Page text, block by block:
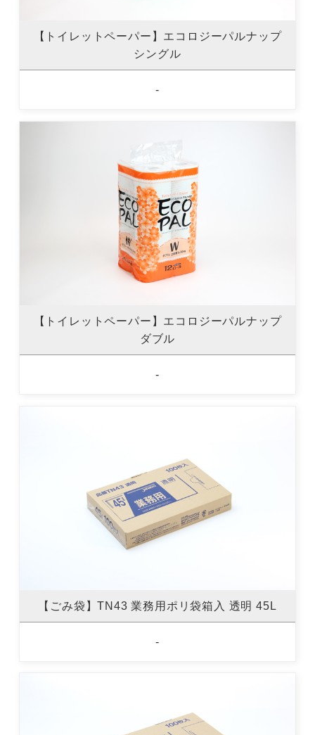
【トイレットペーパー】エコロジーパルナップ
シングル
-
【トイレットペーパー】エコロジーパルナップ
ダブル
-
【ごみ袋】TN43 業務用ポリ袋箱入 透明 45L
-